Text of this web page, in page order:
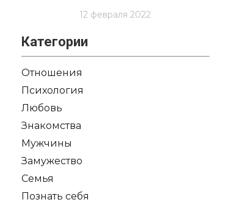
12 февраля 2022
Категории
Отношения
Психология
Любовь
Знакомства
Мужчины
Замужество
Семья
Познать себя